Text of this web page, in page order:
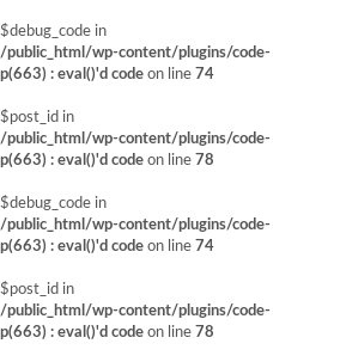
in
wp-content/plugins/code-
: eval()'d code on line 74
in
wp-content/plugins/code-
: eval()'d code on line 78
in
wp-content/plugins/code-
: eval()'d code on line 74
in
wp-content/plugins/code-
: eval()'d code on line 78